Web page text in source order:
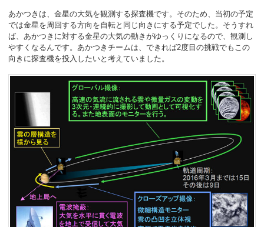
あかつきは、金星の大気を観測する探査機です。そのため、当初の予定
では金星を周回する方向を自転と同じ向きにする予定でした。そうすれ
ば、あかつきに対する金星の大気の動きがゆっくりになるので、観測し
やすくなるんです。あかつきチームは、できれば2度目の挑戦でもこの
向きに探査機を投入したいと考えていました。